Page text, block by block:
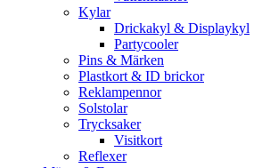
Kylar
Drickakyl & Displaykyl
Partycooler
Pins & Märken
Plastkort & ID brickor
Reklampennor
Solstolar
Trycksaker
Visitkort
Reflexer